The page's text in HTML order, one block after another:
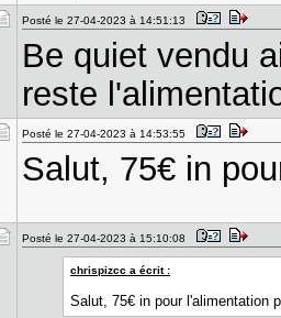
Posté le 27-04-2023 à 14:51:13
Be quiet vendu
reste
Posté le 27-04-2023 à 14:53:55
Salut, 75€ in
Posté le 27-04-2023 à 15:10:08
chrispizcc a écrit :
Salut, 75€ in pour l'alimentation